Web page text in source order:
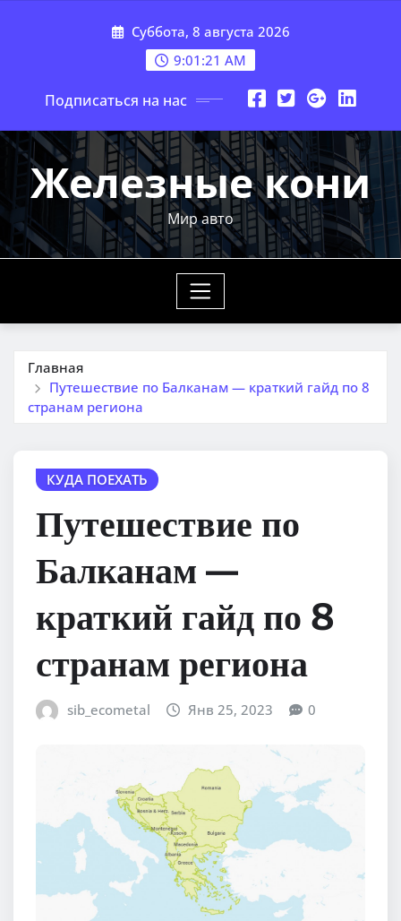
Суббота, 8 августа 2026
9:01:23 AM
Подписаться на нас
Железные кони
Мир авто
Главная
Путешествие по Балканам — краткий гайд по 8
странам региона
КУДА ПОЕХАТЬ
Путешествие по
Балканам —
краткий гайд по 8
странам региона
sib_ecometal Янв 25, 2023 0